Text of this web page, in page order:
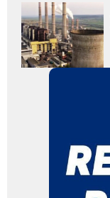
Adaugă
aici textul
pentru
subtitlu